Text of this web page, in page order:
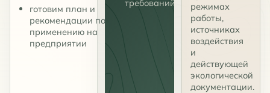
готовим план и
рекомендации по
применению на
предприятии
требований.
режимах
работы,
источниках
воздействия
и
действующей
экологической
документации.